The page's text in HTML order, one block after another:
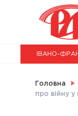
СВІТ
ІВАНО-
Головна
про війну у